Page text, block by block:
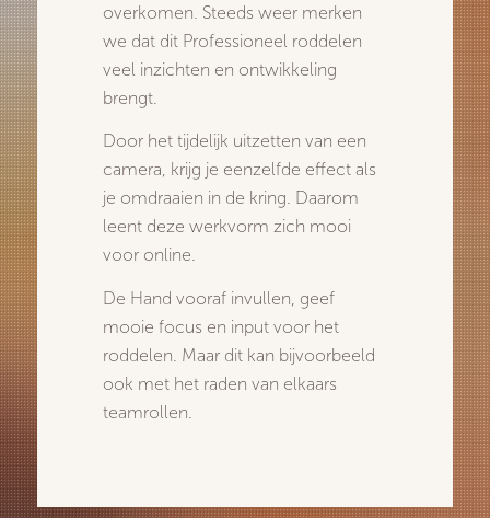
overkomen. Steeds weer merken
we dat dit Professioneel roddelen
veel inzichten en ontwikkeling
brengt.
Door het tijdelijk uitzetten van een
camera, krijg je eenzelfde effect als
je omdraaien in de kring. Daarom
leent deze werkvorm zich mooi
voor online.
De Hand vooraf invullen, geef
mooie focus en input voor het
roddelen. Maar dit kan bijvoorbeeld
ook met het raden van elkaars
teamrollen.